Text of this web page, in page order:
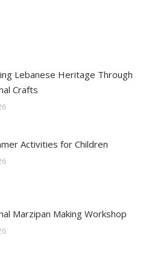
Lebanese Heritage Through
Crafts
Activities for Children
Marzipan Making Workshop